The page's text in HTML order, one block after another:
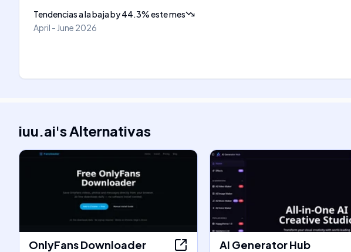
Tendencias a la bajaby44.3%este mes
April - June 2026
iuu.ai'sAlternativas
OnlyFans Downloader AI Generator Hub